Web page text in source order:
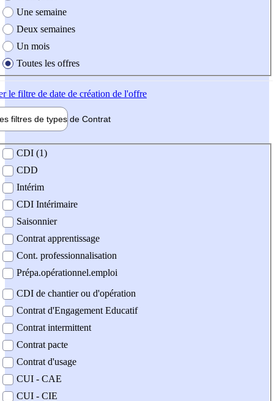
Une semaine
Deux semaines
Un mois
Toutes les offres
le filtre de date de création de l'offre
filtres de types de Contrat
contrat
CDI (1)
CDD
Intérim
CDI Intérimaire
Saisonnier
Contrat apprentissage
Cont. professionnalisation
Prépa.opérationnel.emploi
CDI de chantier ou d'opération
Contrat d'Engagement Educatif
Contrat intermittent
Contrat pacte
Contrat d'usage
CUI - CAE
CUI - CIE